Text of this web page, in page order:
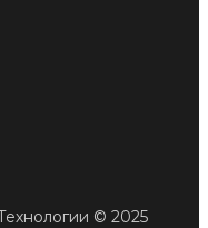
© 2025